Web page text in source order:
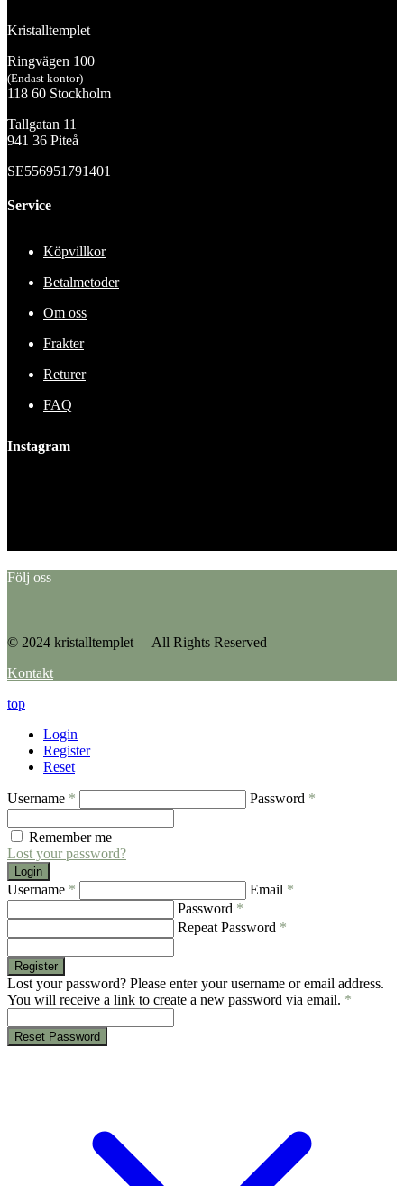
Kristalltemplet
Ringvägen 100
(Endast kontor)
118 60 Stockholm
Tallgatan 11
941 36 Piteå
SE556951791401
Service
Köpvillkor
Betalmetoder
Om oss
Frakter
Returer
FAQ
Instagram
Följ oss
© 2024 kristalltemplet – All Rights Reserved
Kontakt
top
Login
Register
Reset
Username * Password *
Remember me
Lost your password?
Login
Username * Email *
Password *
Repeat Password *
Register
Lost your password? Please enter your username or email address.
You will receive a link to create a new password via email. *
Reset Password